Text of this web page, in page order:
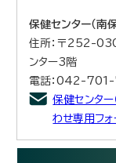
保健センター（南
住所：〒252-
ンター3階
電話：042-
保健センター
わせ専用フォ